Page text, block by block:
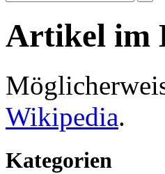
Artikel im
Wikipedia.
Kategorien